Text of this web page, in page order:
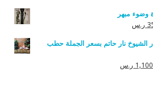
هو:
500.00 ر.س.
مبهر
ر.سالسعر
هو:
الشيوخ نار حاتم بسعر الجملة حطب
ر.سالسعر